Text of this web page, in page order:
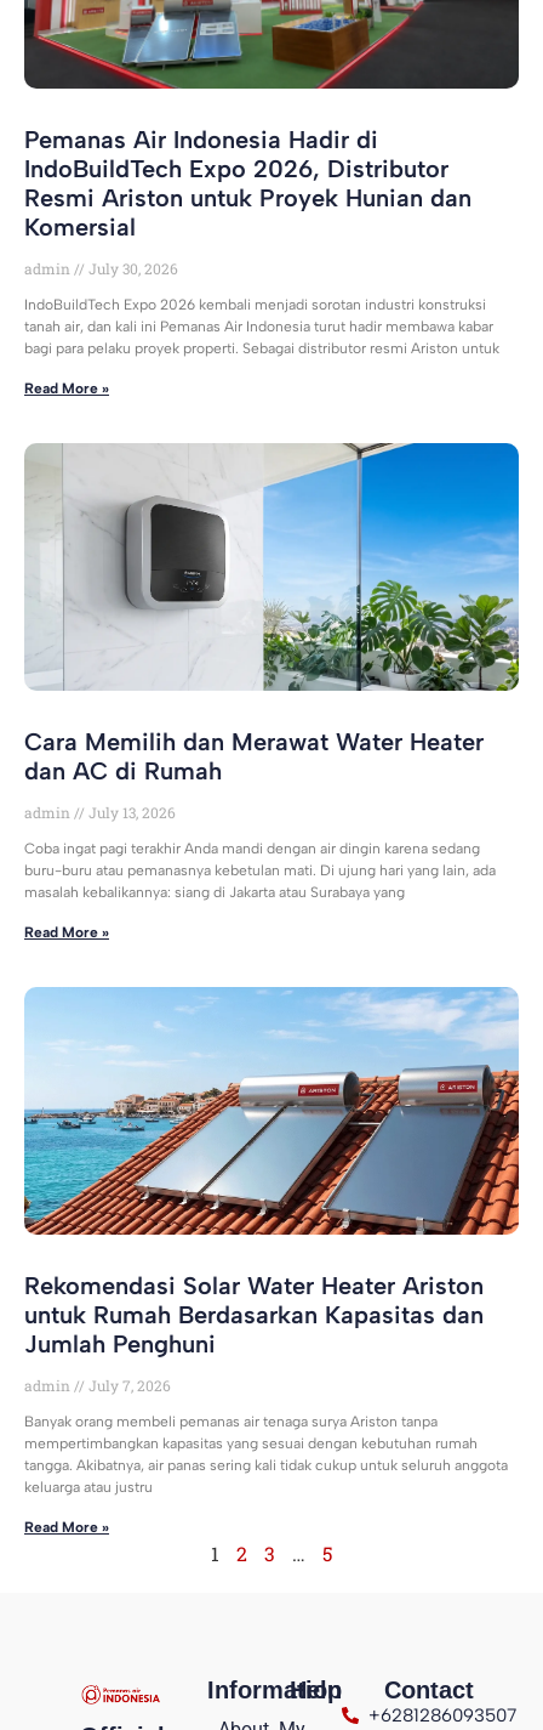
Pemanas Air Indonesia Hadir di
IndoBuildTech Expo 2026, Distributor
Resmi Ariston untuk Proyek Hunian dan
Komersial
admin July 30, 2026
IndoBuildTech Expo 2026 kembali menjadi sorotan industri konstruksi
tanah air, dan kali ini Pemanas Air Indonesia turut hadir membawa kabar
bagi para pelaku proyek properti. Sebagai distributor resmi Ariston untuk
Read More »
Cara Memilih dan Merawat Water Heater
dan AC di Rumah
admin July 13, 2026
Coba ingat pagi terakhir Anda mandi dengan air dingin karena sedang
buru-buru atau pemanasnya kebetulan mati. Di ujung hari yang lain, ada
masalah kebalikannya: siang di Jakarta atau Surabaya yang
Read More »
Rekomendasi Solar Water Heater Ariston
untuk Rumah Berdasarkan Kapasitas dan
Jumlah Penghuni
admin July 7, 2026
Banyak orang membeli pemanas air tenaga surya Ariston tanpa
mempertimbangkan kapasitas yang sesuai dengan kebutuhan rumah
tangga. Akibatnya, air panas sering kali tidak cukup untuk seluruh anggota
keluarga atau justru
Read More »
1 2 3 … 5
Information
Help Contact
+6281286093507